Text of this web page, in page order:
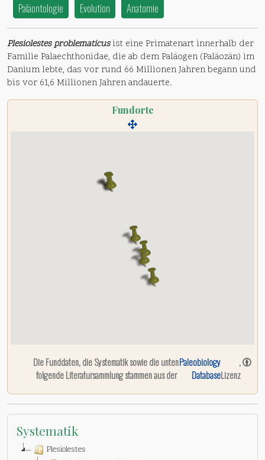
Paläontologie Evolution Anatomie
Plesiolestes problematicusist eine Primatenart innerhalb der
Familie Palaechthonidae, die ab dem Paläogen (Paläozän) im
Danium lebte, das vor rund 66 Millionen Jahren begann und
bis vor 61,6 Millionen Jahren andauerte.
Fundorte
Die Funddaten, die Systematik sowie die unten
folgende Literatursammlung stammen aus der
Paleobiology
Database
,
Lizenz
Systematik
Plesiolestes